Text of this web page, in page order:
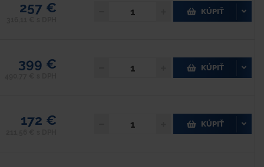
257 € KÚPIŤ
399 € KÚPIŤ
172 € KÚPIŤ